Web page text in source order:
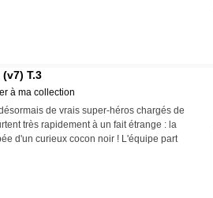
T.3
à ma collection
de vrais super-héros chargés de
très rapidement à un fait étrange : la
d'un curieux cocon noir ! L'équipe part